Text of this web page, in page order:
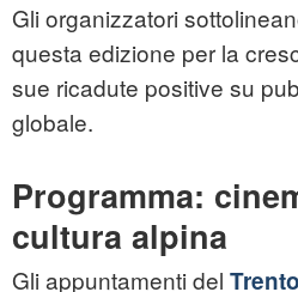
Gli organizzatori
questa edizione per la
sue ricadute positive su
globale.
Programma:
cultura alpina
Gli appuntamenti del